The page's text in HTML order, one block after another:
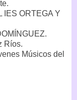
IES ORTEGA Y
Ríos.
Músicos del